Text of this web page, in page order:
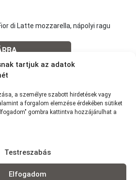
tartjuk az adatok
a személyre szabott hirdetések vagy
a forgalom elemzése érdekében sütiket
gombra kattintva hozzájárulhat a
Elfogadom
Testreszabás
di Latte mozzarella, nápolyi ragu
a teljes étlaphoz >
szállítunk Wolt
-ig: 490Ft | 1,5-2,5 km-ig: 790Ft | 2,5-3,5
1290Ft | 4-5 km-ig: 1490Ft | 5-6 km-ig: